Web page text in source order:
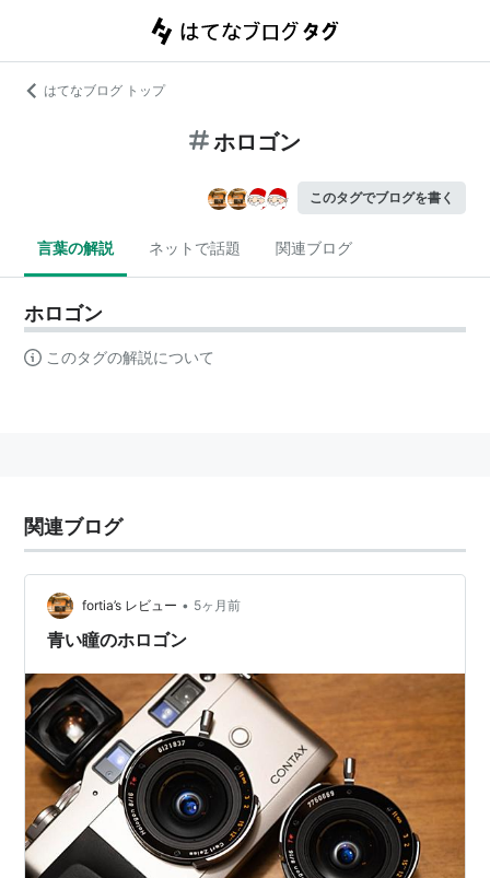
はてなブログ トップ
ホロゴン
このタグでブログを書く
言葉の解説 ネットで話題 関連ブログ
ホロゴン
このタグの解説について
関連ブログ
fortia’s レビュー • 5ヶ月前
青い瞳のホロゴン